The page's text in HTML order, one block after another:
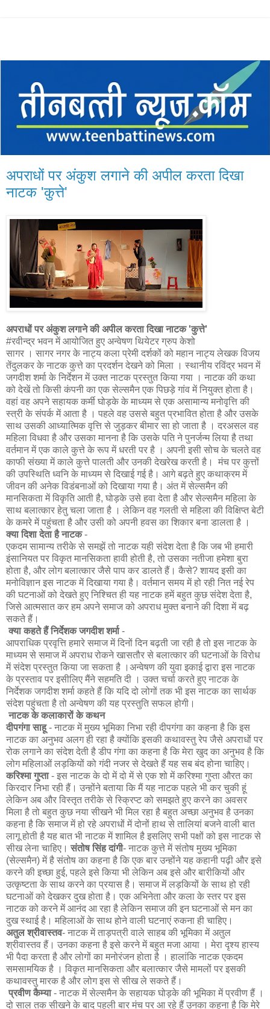
अपराधों पर अंकुश लगाने की अपील करता दिखा
नाटक 'कुत्ते'
अपराधों पर अंकुश लगाने की अपील करता दिखा नाटक 'कुत्ते'
#रवीन्द्र भवन में आयोजित हुए अन्वेषण थियेटर ग्रुप केशो
सागर । सागर नगर के नाट्य कला प्रेमी दर्शकों को महान नाट्य लेखक विजय
तेंदुलकर के नाटक कुत्ते का प्रदर्शन देखने को मिला । स्थानीय रविंद्र भवन में
जगदीश शर्मा के निर्देशन में उक्त नाटक प्रस्तुत किया गया । नाटक की कथा
को देखें तो किसी कंपनी का एक सेल्समैन एक पिछड़े गांव में नियुक्त होता है।
वहां वह अपने सहायक कर्मी घोड़के के माध्यम से एक असामान्य मनोवृत्ति की
स्त्री के संपर्क में आता है । पहले वह उससे बहुत प्रभावित होता है और उसके
साथ उसकी आध्यात्मिक वृत्ति से जुड़कर बीमार सा हो जाता है । दरअसल वह
महिला विधवा है और उसका मानना है कि उसके पति ने पुनर्जन्म लिया है तथा
वर्तमान में एक काले कुत्ते के रूप में धरती पर है । अपनी इसी सोच के चलते वह
काफी संख्या में काले कुत्ते पालती और उनकी देखरेख करती है। मंच पर कुत्तों
की उपस्थिति ध्वनि के माध्यम से दिखाई गई है। आगे बढ़ते हुए कथाक्रम में
जीवन की अनेक विडंबनाओं को दिखाया गया है। अंत में सेल्समैन की
मानसिकता में विकृति आती है, घोड़के उसे हवा देता है और सेल्समैन महिला के
साथ बलात्कार हेतु चला जाता है । लेकिन वह गलती से महिला की विक्षिप्त बेटी
के कमरे में पहुंचता है और उसी को अपनी हवस का शिकार बना डालता है ।
क्या दिशा देता है नाटक-
एकदम सामान्य तरीके से समझें तो नाटक यही संदेश देता है कि जब भी हमारी
इंसानियत पर विकृत मानसिकता हावी होती है, तो उसका नतीजा हमेशा बुरा
होता है, और लोग बलात्कार जैसे पाप कर डालते हैं। कैसे? शायद इसी का
मनोविज्ञान इस नाटक में दिखाया गया है। वर्तमान समय में हो रही नित नई रेप
की घटनाओं को देखते हुए निश्चित ही यह नाटक हमें बहुत कुछ संदेश देता है,
जिसे आत्मसात कर हम अपने समाज को अपराध मुक्त बनाने की दिशा में बढ़
सकते हैं।
क्या कहते हैं निर्देशक जगदीश शर्मा-
आपराधिक प्रवृत्ति हमारे समाज में दिनों दिन बढ़ती जा रही है तो इस नाटक के
माध्यम से समाज में अपराध रोकने खासतौर से बलात्कार की घटनाओं के विरोध
में संदेश प्रस्तुत किया जा सकता है ।अन्वेषण की युवा इकाई द्वारा इस नाटक
के प्रस्ताव पर इसीलिए मैंने सहमति दी । उक्त चर्चा करते हुए नाटक के
निर्देशक जगदीश शर्मा कहते हैं कि यदि दो लोगों तक भी इस नाटक का सार्थक
संदेश पहुंचता है तो अन्वेषण की यह प्रस्तुति सफल होगी।
नाटक के कलाकारों के कथन
दीपगंगा साहू- नाटक में मुख्य भूमिका निभा रही दीपगंगा का कहना है कि इस
नाटक का अनुभव अलग ही रहा है क्योंकि इसकी कथावस्तु रेप जैसे अपराधों पर
रोक लगाने का संदेश देती है डीप गंगा का कहना है कि मेरा खुद का अनुभव है कि
लोग महिलाओं लड़कियों को गंदी नजर से देखते हैं यह सब बंद होना चाहिए।
करिश्मा गुप्ता- इस नाटक के दो में दो में से एक शो में करिश्मा गुप्ता औरत का
किरदार निभा रही हैं। उन्होंने बताया कि मैं यह नाटक पहले भी कर चुकी हूं
लेकिन अब और विस्तृत तरीके से स्क्रिप्ट को समझते हुए करने का अवसर
मिला है तो बहुत कुछ नया सीखने भी मिल रहा है बहुत अच्छा अनुभव है उनका
कहना है कि समाज में हो रहे अपराधों में दोनों हाथ से तालियां बजने वाली बात
लागू होती है यह बात भी नाटक में शामिल है इसलिए सभी पक्षों को इस नाटक से
सीख लेना चाहिए।संतोष सिंह दांगी- नाटक कुत्ते में संतोष मुख्य भूमिका
(सेल्समैन) में है संतोष का कहना है कि एक बार उन्होंने यह कहानी पढ़ी और इसे
करने की इच्छा हुई, पहले इसे किया भी लेकिन अब इसे और बारीकियों और
उत्कृष्टता के साथ करने का प्रयास है। समाज में लड़कियों के साथ हो रही
घटनाओं को देखकर दुख होता है। एक अभिनेता और कला के स्तर पर इस
नाटक को करने में आनंद आ रहा है लेकिन समाज की इन घटनाओं से मन का
दुख स्थाई है। महिलाओं के साथ होने वाली घटनाएं रुकना ही चाहिए।
अतुल श्रीवास्तव- नाटक में ताड़पत्री वाले साहब की भूमिका में अतुल
श्रीवास्तव हैं। उनका कहना है इसे करने में बहुत मजा आया । मेरा दृश्य हास्य
भी पैदा करता है और लोगों का मनोरंजन होता है । हालांकि नाटक एकदम
समसामयिक है । विकृत मानसिकता और बलात्कार जैसे मामलों पर इसकी
कथावस्तु मारक है और लोग इस से सीख ले सकते हैं।
प्रवीण कैम्या- नाटक में सेल्समैन के सहायक घोड़के की भूमिका में प्रवीण हैं ।
दो साल तक सीखने के बाद पहली बार मंच पर आ रहे हैं उनका कहना है कि मेरे